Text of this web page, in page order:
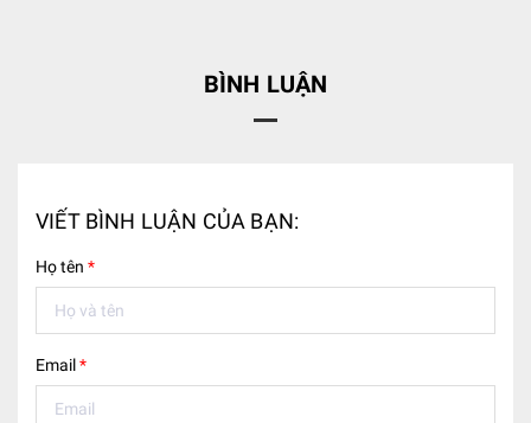
BÌNH LUẬN
VIẾT BÌNH LUẬN CỦA BẠN:
Họ tên *
Email*